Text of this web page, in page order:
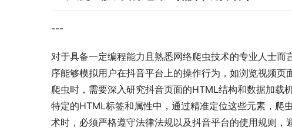
---
对于具备一定编程能力且熟悉网络爬虫技术的专业人士
序能够模拟用户在抖音平台上的操作行为，如浏览视频
爬虫时，需要深入研究抖音页面的HTML结构和数据加载
特定的HTML标签和属性中，通过精准定位这些元素，爬
术时，必须严格遵守法律法规以及抖音平台的使用规则，